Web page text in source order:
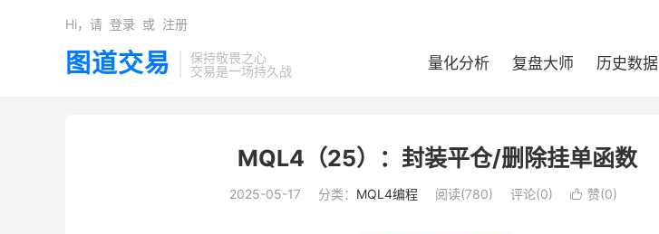
图道交易
保持敬畏之心
交易是一场持久战
量化分析 复盘大师 历史数据
Hi，请 登录 或 注册
​MQL4（25）：封装平仓/删除挂单函数
2025-05-17 分类： MQL4编程 阅读(780) 评论(0)  赞(0)